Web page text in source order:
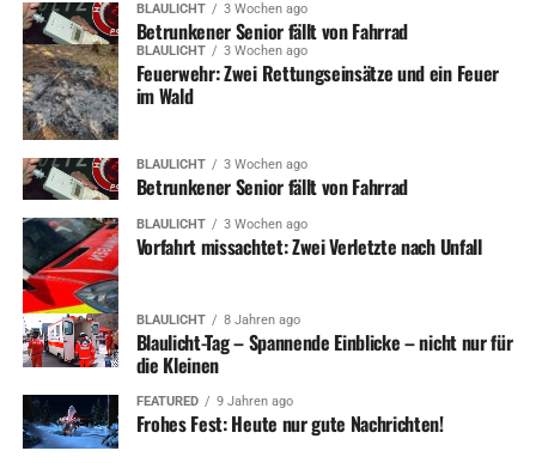
BLAULICHT 3 Wochen ago
Betrunkener Senior fällt von Fahrrad
BLAULICHT 3 Wochen ago
Feuerwehr: Zwei Rettungseinsätze und ein Feuer
im Wald
BLAULICHT 3 Wochen ago
Betrunkener Senior fällt von Fahrrad
BLAULICHT 3 Wochen ago
Vorfahrt missachtet: Zwei Verletzte nach Unfall
BLAULICHT 8 Jahren ago
Blaulicht-Tag – Spannende Einblicke – nicht nur für
die Kleinen
FEATURED 9 Jahren ago
Frohes Fest: Heute nur gute Nachrichten!